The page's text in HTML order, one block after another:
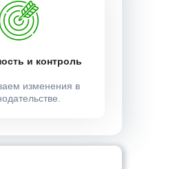
и контроль
изменения в